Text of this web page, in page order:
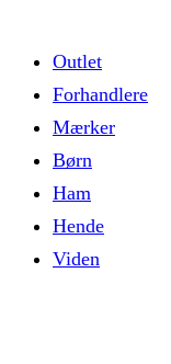
Outlet
Forhandlere
Mærker
Børn
Ham
Hende
Viden